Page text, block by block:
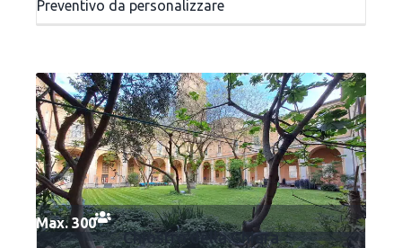
Preventivo da personalizzare
Max. 300
Chiostro della Ghiara